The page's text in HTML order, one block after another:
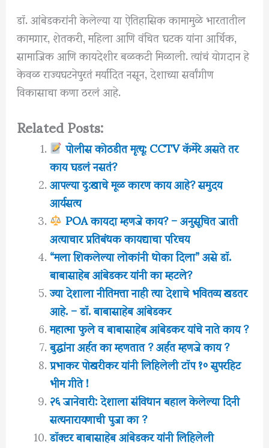
डॉ. आंबेडकरांनी केलेल्या या ऐतिहासिक कामामुळे भारतातील
कामगार, शेतकरी, महिला आणि वंचित घटक यांना आर्थिक,
सामाजिक आणि कायदेशीर बळकटी मिळाली. त्यांचं योगदान हे
केवळ राज्यघटनेपुरतं मर्यादित नसून, देशाच्या सर्वांगीण
विकासाचा कणा ठरलं आहे.
Related Posts:
पोलीस कोठडीत मृत्यू: CCTV कॅमेरे असते तर
काय घडलं नसतं?
आपल्या दु:खाचे मूळ कारण काय आहे? समुदय
आर्यसत्य
POA कायदा म्हणजे काय? – अनुसूचित जाती
अत्याचार प्रतिबंधक कायद्याचा परिचय
“मला शिकलेल्या लोकांनी धोका दिला” असे डॉ.
बाबासाहेब आंबेडकर यांनी का म्हटले?
ज्या देशाला नीतिमत्ता नाही त्या देशाचे भवितव्य खडतर
आहे. – डॉ. बाबासाहेब आंबेडकर
महात्मा फुले व बाबासाहेब आंबेडकर यांचे नाते काय ?
बुद्धांना अर्हत का म्हणतात ? अर्हत म्हणजे काय ?
प्रभाकर पोखरीकर यांनी लिहिलेली टॉप १० सुपरहिट
भीम गीते !
२६ जानेवारी: देशाला संविधान बहाल केलेल्या दिनी
सत्यनारायणाची पुजा का ?
डॉक्टर बाबासाहेब आंबेडकर यांनी लिहिलेली